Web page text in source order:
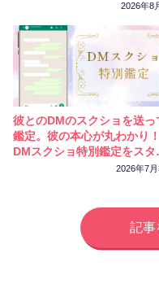
2026年8
彼とのDMのスクショを送っ
鑑定。彼の本心が丸わかり！
DMスクショ特別鑑定をスタ
2026年7月
記事